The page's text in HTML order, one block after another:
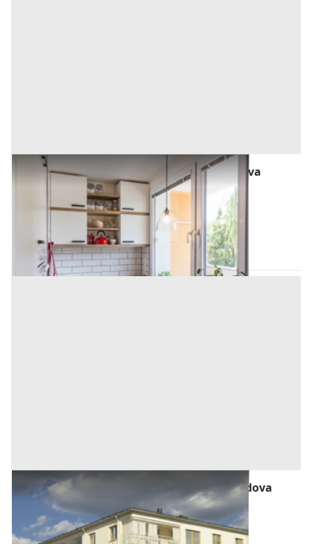
Abitazione di Tipo Popolare all'asta a Padova
Ospedaletto Euganeo (Padova)
27.000 € 36.000 €
Codice asta:AJ7138000
Asta chiusa
Abitazione di Tipo Economico all'asta a Padova
Ospedaletto Euganeo (Padova)
Offerta minima
34.541,57 € 46.055,42 €